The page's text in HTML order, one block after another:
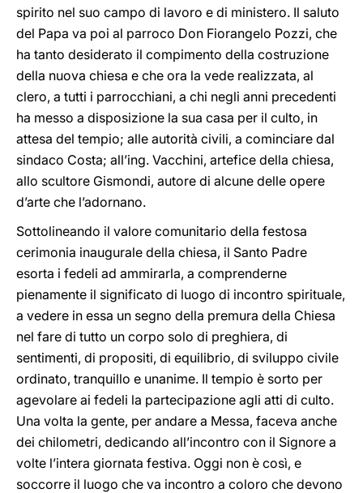
spirito nel suo campo di lavoro e di ministero. Il saluto
del Papa va poi al parroco Don Fiorangelo Pozzi, che
ha tanto desiderato il compimento della costruzione
della nuova chiesa e che ora la vede realizzata, al
clero, a tutti i parrocchiani, a chi negli anni precedenti
ha messo a disposizione la sua casa per il culto, in
attesa del tempio; alle autorità civili, a cominciare dal
sindaco Costa; all’ing. Vacchini, artefice della chiesa,
allo scultore Gismondi, autore di alcune delle opere
d’arte che l’adornano.
Sottolineando il valore comunitario della festosa
cerimonia inaugurale della chiesa, il Santo Padre
esorta i fedeli ad ammirarla, a comprenderne
pienamente il significato di luogo di incontro spirituale,
a vedere in essa un segno della premura della Chiesa
nel fare di tutto un corpo solo di preghiera, di
sentimenti, di propositi, di equilibrio, di sviluppo civile
ordinato, tranquillo e unanime. Il tempio è sorto per
agevolare ai fedeli la partecipazione agli atti di culto.
Una volta la gente, per andare a Messa, faceva anche
dei chilometri, dedicando all’incontro con il Signore a
volte l’intera giornata festiva. Oggi non è così, e
soccorre il luogo che va incontro a coloro che devono